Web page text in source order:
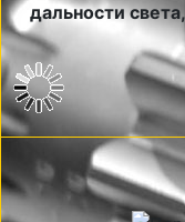
дальности